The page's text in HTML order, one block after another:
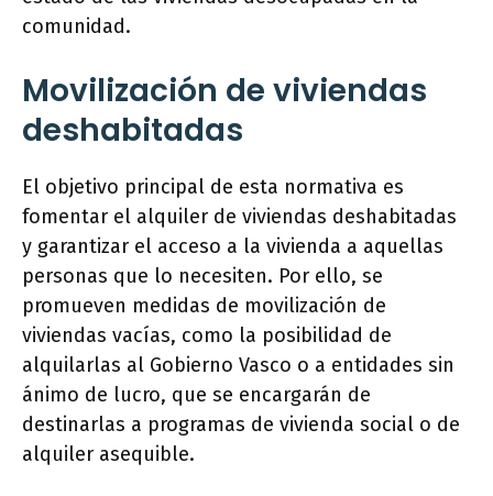
comunidad.
Movilización de viviendas
deshabitadas
El objetivo principal de esta normativa es
fomentar el alquiler de viviendas deshabitadas
y garantizar el acceso a la vivienda a aquellas
personas que lo necesiten. Por ello, se
promueven medidas de movilización de
viviendas vacías, como la posibilidad de
alquilarlas al Gobierno Vasco o a entidades sin
ánimo de lucro, que se encargarán de
destinarlas a programas de vivienda social o de
alquiler asequible.